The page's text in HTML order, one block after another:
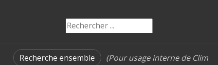
Recherche ensemble (Pour usage interne de Clim